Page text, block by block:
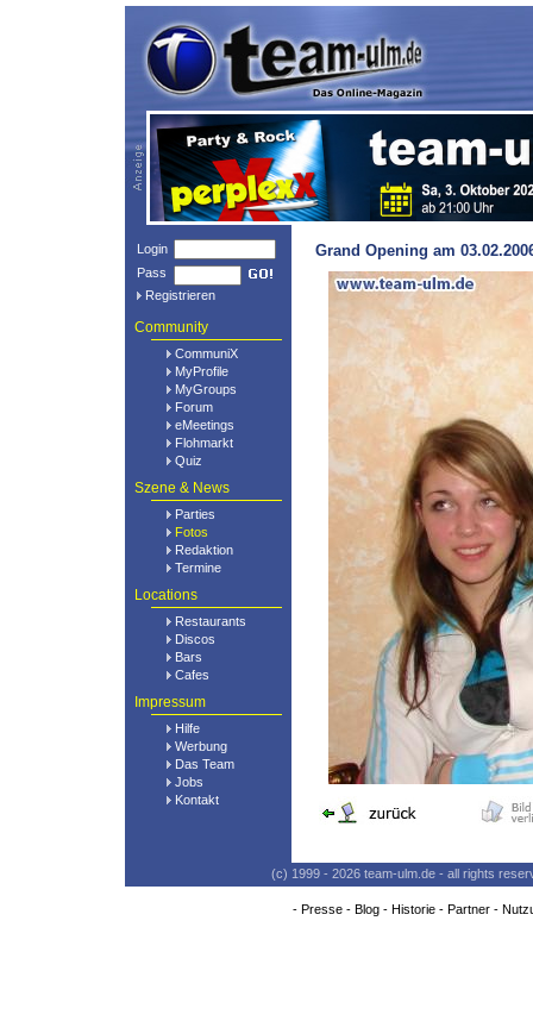
Login
Pass
Registrieren
Community
CommuniX
MyProfile
MyGroups
Forum
eMeetings
Flohmarkt
Quiz
Szene & News
Parties
Fotos
Redaktion
Termine
Locations
Restaurants
Discos
Bars
Cafes
Impressum
Hilfe
Werbung
Das Team
Jobs
Kontakt
Grand Opening am
(c) 1999 - 2026 team-ulm.de - all rights
- Presse- Blog- Historie- Partner-